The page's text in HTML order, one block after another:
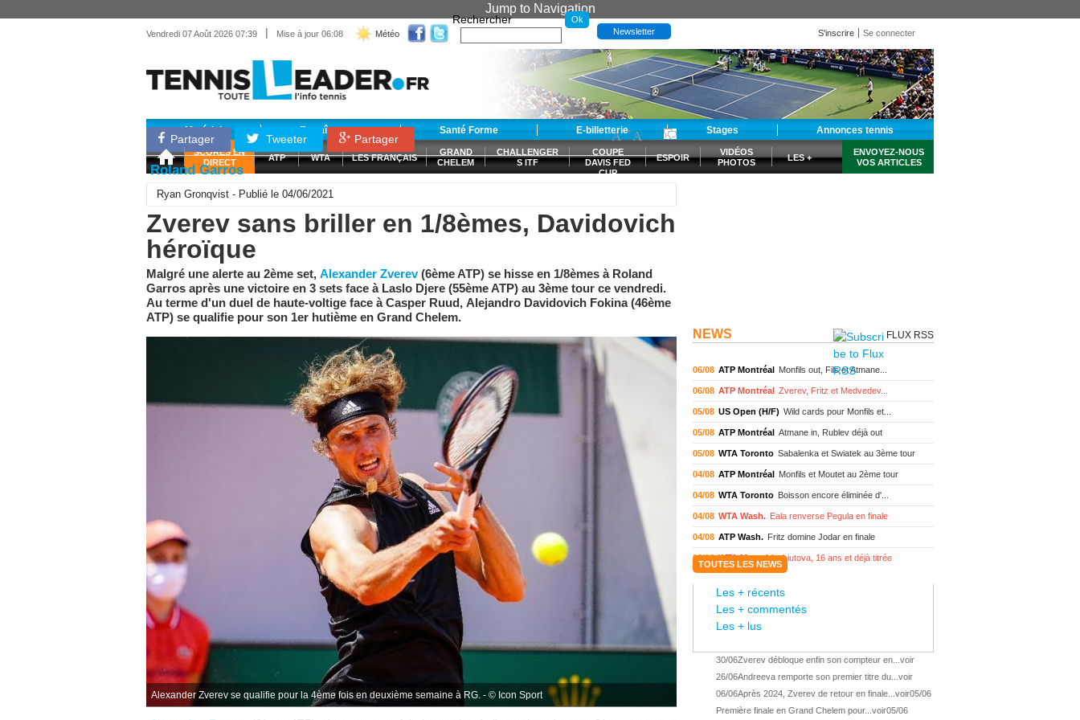
Jump to Navigation
Vendredi 07 Août 2026 07:39 | Mise à jour 06:08 Météo
Rechercher
Newsletter S'inscrire Se connecter
Matériel Entraînement Santé Forme E-billetterie Stages Annonces tennis
SCORES EN
DIRECT
ATP WTA LES FRANÇAIS
GRAND
CHELEM
CHALLENGER
S ITF
COUPE
DAVIS FED
CUP
ESPOIR
VIDÉOS
PHOTOS
LES +
ENVOYEZ-NOUS
VOS ARTICLES
Partager Tweeter Partager
-A +A
Roland Garros
Ryan Gronqvist - Publié le 04/06/2021
Zverev sans briller en 1/8èmes, Davidovich
héroïque
Malgré une alerte au 2ème set, Alexander Zverev(6ème ATP) se hisse en 1/8èmes à Roland
Garros après une victoire en 3 sets face à Laslo Djere (55ème ATP) au 3ème tour ce vendredi.
Au terme d'un duel de haute-voltige face à Casper Ruud, Alejandro Davidovich Fokina (46ème
ATP) se qualifie pour son 1er hutième en Grand Chelem.
Alexander Zverev se qualifie pour la 4ème fois en deuxième semaine à RG. - © Icon Sport
NEWS FLUX RSS
06/08 ATP Montréal Monfils out, Fils et Atmane...
06/08 ATP Montréal Zverev, Fritz et Medvedev...
05/08 US Open (H/F) Wild cards pour Monfils et...
05/08 ATP Montréal Atmane in, Rublev déjà out
05/08 WTA Toronto Sabalenka et Swiatek au 3ème tour
04/08 ATP Montréal Monfils et Moutet au 2ème tour
04/08 WTA Toronto Boisson encore éliminée d'...
04/08 WTA Wash. Eala renverse Pegula en finale
04/08 ATP Wash. Fritz domine Jodar en finale
03/08 WTA Memphis Liutova, 16 ans et déjà titrée
ATP Los Cabos
WTA Wash.
ATP Los Cabos Géa en finale !
ATP Los Cabos 1ère 1/2 finale pour Géa
TOUTES LES NEWS
Les + récents
Les + commentés
Les + lus
30/06Zverev débloque enfin son compteur en... voir
26/06Andreeva remporte son premier titre du... voir
06/06Après 2024, Zverev de retour en finale... voir05/06
Première finale en Grand Chelem pour... voir05/06